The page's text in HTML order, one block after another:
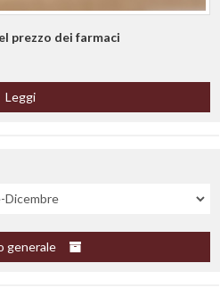
prezzo dei farmaci
Leggi
generale